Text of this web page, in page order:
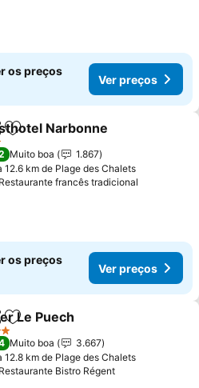
os preços
Ver preços
Adicionar aos favoritos
Narbonne
Muito boa
1.867
12.6 km de Plage des Chalets
Restaurante francês tradicional
os preços
Ver preços
Adicionar aos favoritos
Le Puech
Muito boa
3.667
12.8 km de Plage des Chalets
Restaurante Bistro Régent